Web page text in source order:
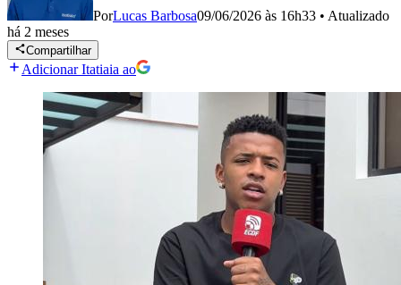
PorLucas Barbosa09/06/2026 às 16h33 • Atualizado
há 2 meses
Compartilhar
Adicionar Itatiaia ao